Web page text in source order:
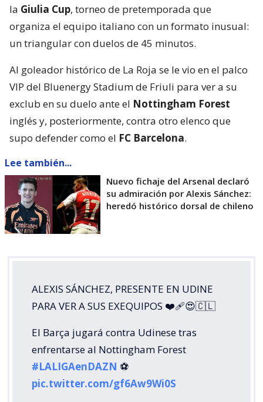
la Giulia Cup, torneo de pretemporada que
organiza el equipo italiano con un formato inusual:
un triangular con duelos de 45 minutos.
Al goleador histórico de La Roja se le vio en el palco
VIP del Bluenergy Stadium de Friuli para ver a su
exclub en su duelo ante el Nottingham Forest
inglés y, posteriormente, contra otro elenco que
supo defender como el FC Barcelona.
Lee también...
Nuevo fichaje del Arsenal declaró
su admiración por Alexis Sánchez:
heredó histórico dorsal de chileno
ALEXIS SÁNCHEZ, PRESENTE EN UDINE
PARA VER A SUS EXEQUIPOS ❤️‍🩹😍🇨🇱
El Barça jugará contra Udinese tras
enfrentarse al Nottingham Forest
#LALIGAenDAZN ⚽️
pic.twitter.com/gf6Aw9Wi0S